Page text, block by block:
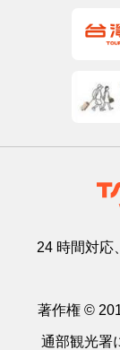
24 時間対応
著作権 ©
通部観光署